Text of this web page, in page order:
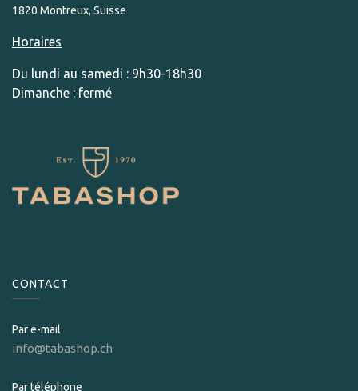
1820 Montreux, Suisse
Horaires
Du lundi au samedi : 9h30-18h30
Dimanche : fermé
CONTACT
Par e-mail
info@tabashop.ch
Par téléphone